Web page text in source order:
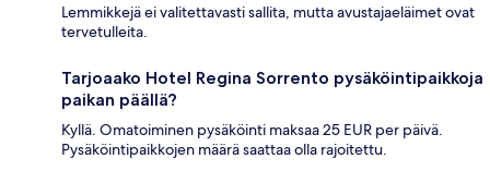
Lemmikkejä ei valitettavasti sallita, mutta avustajaeläimet ovat
tervetulleita.
Tarjoaako Hotel Regina Sorrento pysäköintipaikkoja
paikan päällä?
Kyllä. Omatoiminen pysäköinti maksaa 25 EUR per päivä.
Pysäköintipaikkojen määrä saattaa olla rajoitettu.